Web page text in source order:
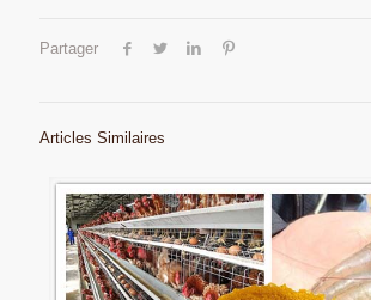
Partager
Articles Similaires